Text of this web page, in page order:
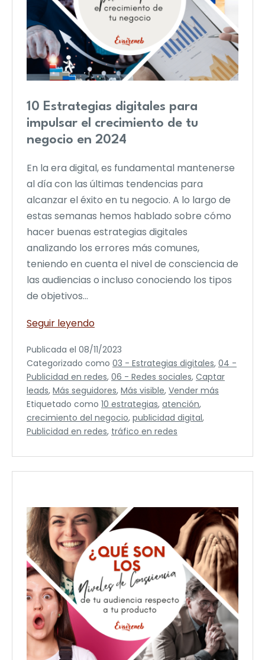
10 Estrategias digitales para
impulsar el crecimiento de tu
negocio en 2024
En la era digital, es fundamental mantenerse
al día con las últimas tendencias para
alcanzar el éxito en tu negocio. A lo largo de
estas semanas hemos hablado sobre cómo
hacer buenas estrategias digitales
analizando los errores más comunes,
teniendo en cuenta el nivel de consciencia de
las audiencias o incluso conociendo los tipos
de objetivos…
Seguir leyendo10
digitales
para
impulsar
el
crecimiento
de
negocio
en
Publicada el 08/11/2023
Categorizado como 03 - Estrategias digitales, 04 -
Publicidad en redes, 06 - Redes sociales, Captar
leads, Más seguidores, Más visible, Vender más
Etiquetado como 10 estrategias, atención,
crecimiento del negocio, publicidad digital,
Publicidad en redes, tráfico en redes